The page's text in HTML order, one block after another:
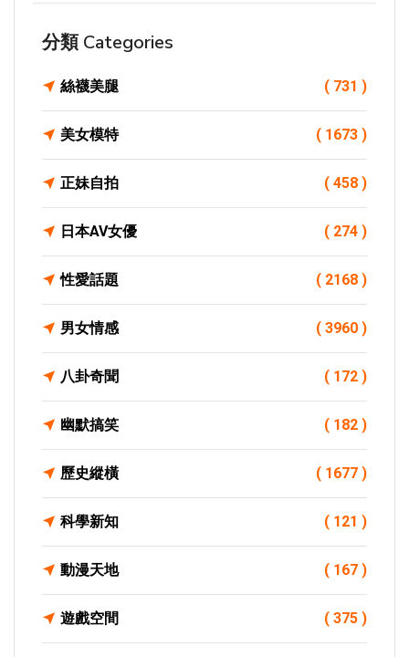
分類 Categories
絲襪美腿 ( 731 )
美女模特 ( 1673 )
正妹自拍 ( 458 )
日本AV女優 ( 274 )
性愛話題 ( 2168 )
男女情感 ( 3960 )
八卦奇聞 ( 172 )
幽默搞笑 ( 182 )
歷史縱橫 ( 1677 )
科學新知 ( 121 )
動漫天地 ( 167 )
遊戲空間 ( 375 )